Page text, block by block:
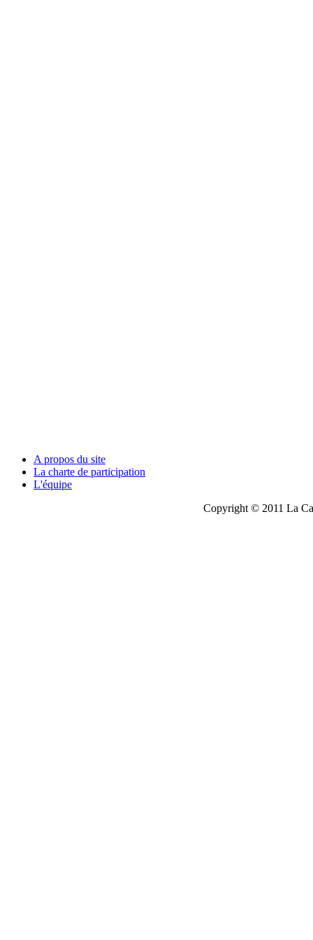
A propos du site
La charte de participation
L'équipe
Copyright © 2011 La